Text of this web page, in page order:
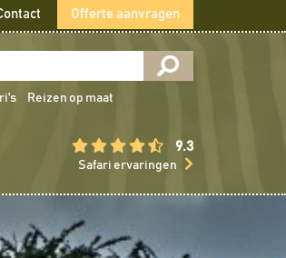
Offerte aanvragen
Reizen op maat
9.3
Safari ervaringen